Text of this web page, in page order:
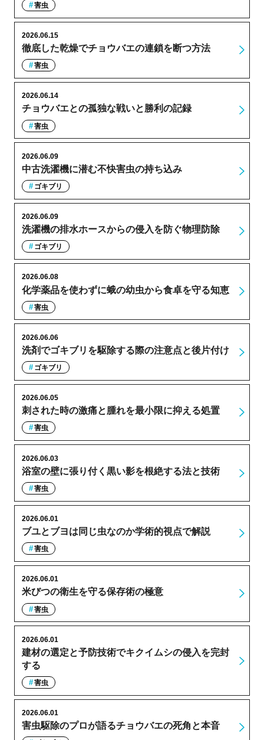
害虫
徹底した乾燥でチョウバエの連鎖を断つ方法
2026.06.15
害虫
チョウバエとの孤独な戦いと勝利の記録
2026.06.14
害虫
中古洗濯機に潜む不快害虫の持ち込み
2026.06.09
ゴキブリ
洗濯機の排水ホースからの侵入を防ぐ物理防除
2026.06.09
ゴキブリ
化学薬品を使わずに蛾の幼虫から食卓を守る知恵
2026.06.08
害虫
洗剤でゴキブリを駆除する際の注意点と後片付け
2026.06.06
ゴキブリ
刺された時の激痛と腫れを最小限に抑える処置
2026.06.05
害虫
浴室の壁に張り付く黒い影を根絶する法と技術
2026.06.03
害虫
ブユとブヨは同じ虫なのか学術的視点で解説
2026.06.01
害虫
米びつの衛生を守る保存術の極意
2026.06.01
害虫
建材の選定と予防技術でキクイムシの侵入を完封
する
2026.06.01
害虫
害虫駆除のプロが語るチョウバエの死角と本音
2026.06.01